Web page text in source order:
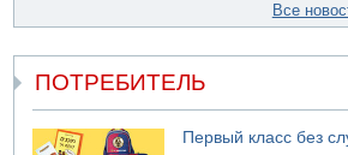
Все
ПОТРЕБИТЕЛЬ
Первый класс без